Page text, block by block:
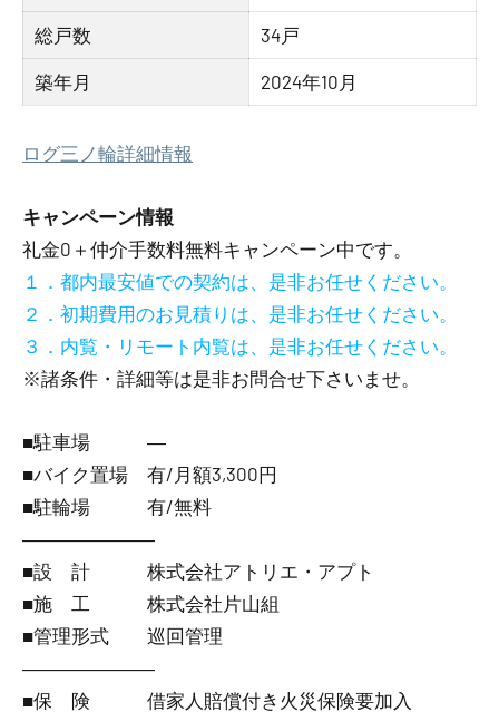
総戸数 34戸
築年月 2024年10月
ログ三ノ輪詳細情報
キャンペーン情報
礼金0 ＋ 仲介手数料無料キャンペーン中です。
１．都内最安値での契約は、是非お任せください。
２．初期費用のお見積りは、是非お任せください。
３．内覧・リモート内覧は、是非お任せください。
※諸条件・詳細等は是非お問合せ下さいませ。
■駐車場 ―
■バイク置場 有/月額3,300円
■駐輪場 有/無料
―――――――
■設 計 株式会社アトリエ・アプト
■施 工 株式会社片山組
■管理形式 巡回管理
―――――――
■保 険 借家人賠償付き火災保険要加入